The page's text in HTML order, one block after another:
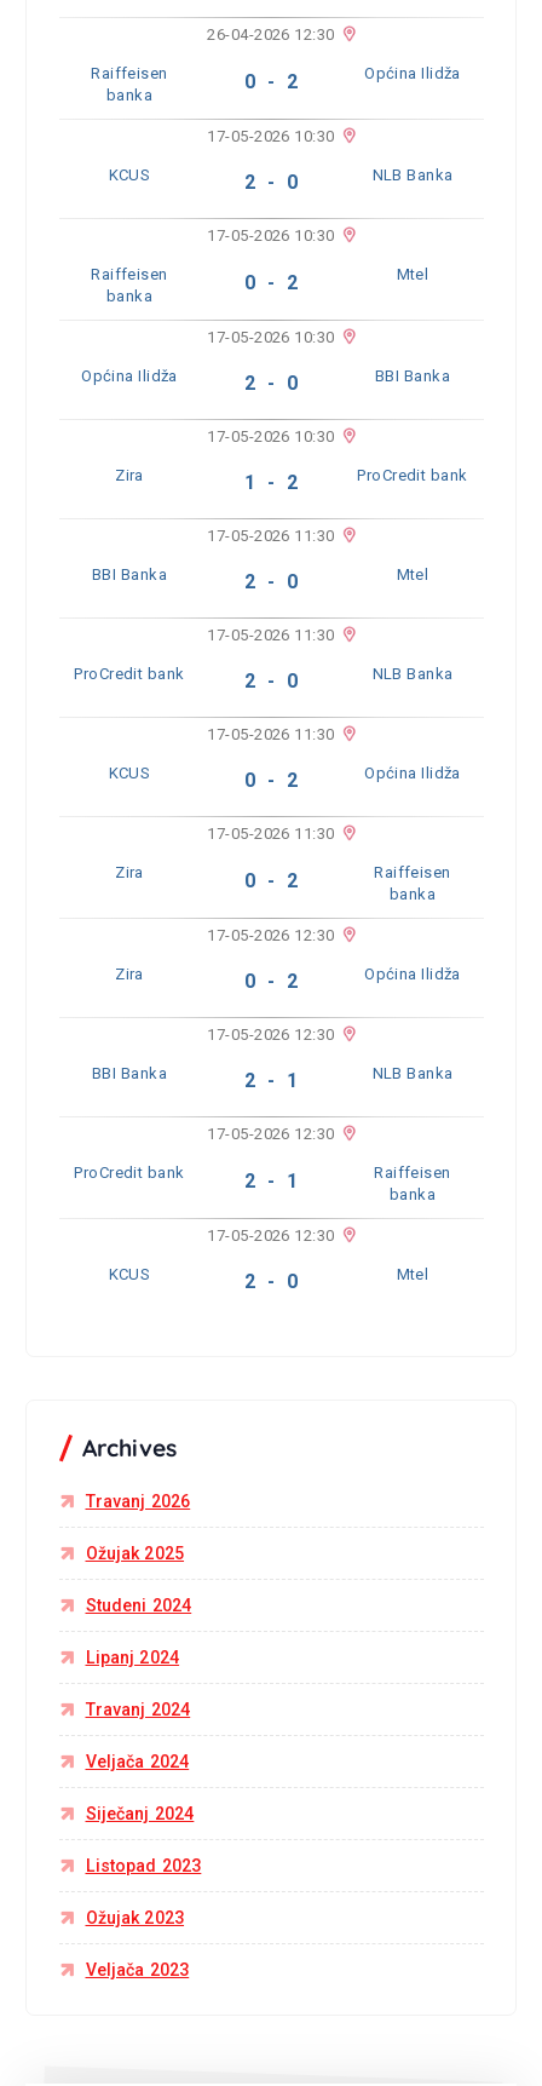
26-04-2026 12:30
Raiffeisen
banka
0 - 2 Općina Ilidža
17-05-2026 10:30
KCUS 2 - 0 NLB Banka
17-05-2026 10:30
Raiffeisen
banka
0 - 2 Mtel
17-05-2026 10:30
Općina Ilidža 2 - 0 BBI Banka
17-05-2026 10:30
Zira 1 - 2 ProCredit bank
17-05-2026 11:30
BBI Banka 2 - 0 Mtel
17-05-2026 11:30
ProCredit bank 2 - 0 NLB Banka
17-05-2026 11:30
KCUS 0 - 2 Općina Ilidža
17-05-2026 11:30
Zira 0 - 2
Raiffeisen
banka
17-05-2026 12:30
Zira 0 - 2 Općina Ilidža
17-05-2026 12:30
BBI Banka 2 - 1 NLB Banka
17-05-2026 12:30
ProCredit bank 2 - 1
Raiffeisen
banka
17-05-2026 12:30
KCUS 2 - 0 Mtel
Archives
Travanj 2026
Ožujak 2025
Studeni 2024
Lipanj 2024
Travanj 2024
Veljača 2024
Siječanj 2024
Listopad 2023
Ožujak 2023
Veljača 2023